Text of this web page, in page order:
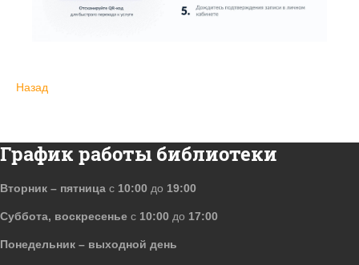
Назад
График работы библиотеки
Вторник – пятница с 10:00 до 19:00
Суббота, воскресенье с 10:00 до 17:00
Понедельник – выходной день